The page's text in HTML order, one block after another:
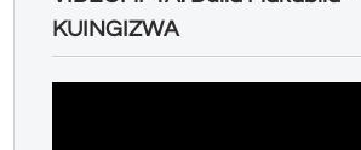
KUINGIZWA